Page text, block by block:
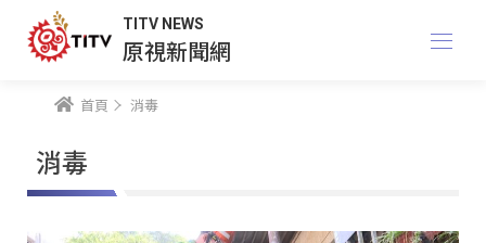
TITV NEWS
原視新聞網
首頁 消毒
消毒